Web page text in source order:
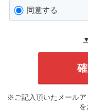
同意する
※ご記入頂いたメール
を